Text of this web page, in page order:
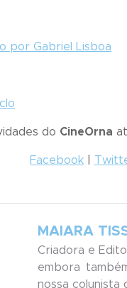
por Gabriel Lisboa
do CineOrna
Facebook
MAIARA
Criadora e
embora
nossa colunista